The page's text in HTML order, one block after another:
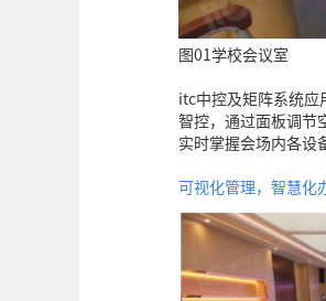
图01学校会议室
itc中控及矩阵系统应
智控，通过面板调节
实时掌握会场内各设
可视化管理，智慧化